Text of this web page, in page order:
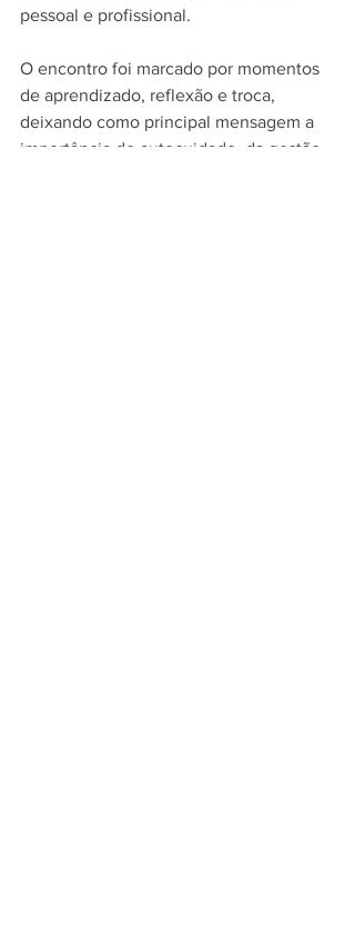
pessoal e profissional.
O encontro foi marcado por momentos
de aprendizado, reflexão e troca,
deixando como principal mensagem a
importância do autocuidado, da gestão